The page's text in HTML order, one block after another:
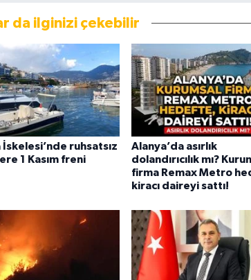
da ilginizi çekebilir
İskelesi’nde ruhsatsız
1 Kasım freni
Alanya’da asırlık
dolandırıcılık mı?
firma Remax Metro
kiracı daireyi sattı!